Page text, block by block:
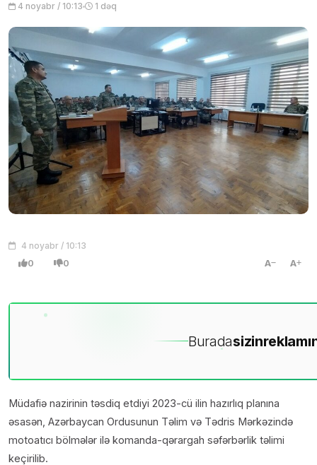
4 noyabr / 10:13 1 dəq
4 noyabr / 10:13
0 0 A A
Buradasizin
Müdafiə nazirinin təsdiq etdiyi 2023-cü ilin hazırlıq planına
əsasən, Azərbaycan Ordusunun Təlim və Tədris Mərkəzində
motoatıcı bölmələr ilə komanda-qərargah səfərbərlik təlimi
keçirilib.